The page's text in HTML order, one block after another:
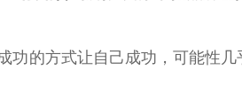
功的方式让自己成功，可能性几